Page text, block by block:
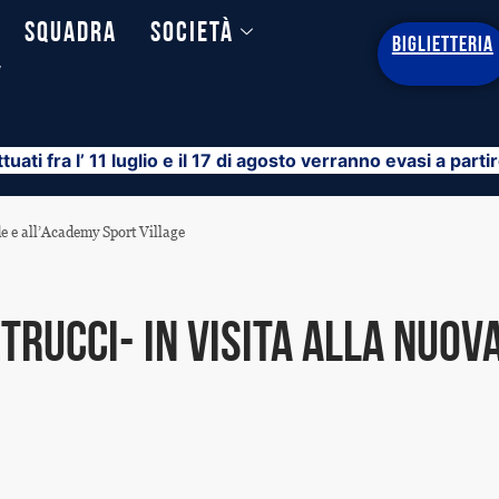
Squadra
Società
BIGLIETTERIA
fra l’ 11 luglio e il 17 di agosto verranno evasi a
all’Academy Sport Village
in visita alla nuova